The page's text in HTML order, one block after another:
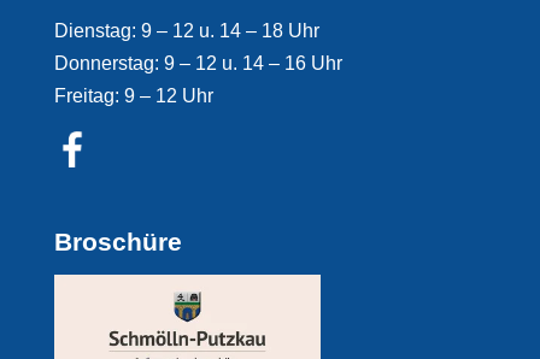
Dienstag: 9 – 12 u. 14 – 18 Uhr
Donnerstag: 9 – 12 u. 14 – 16 Uhr
Freitag: 9 – 12 Uhr
Broschüre